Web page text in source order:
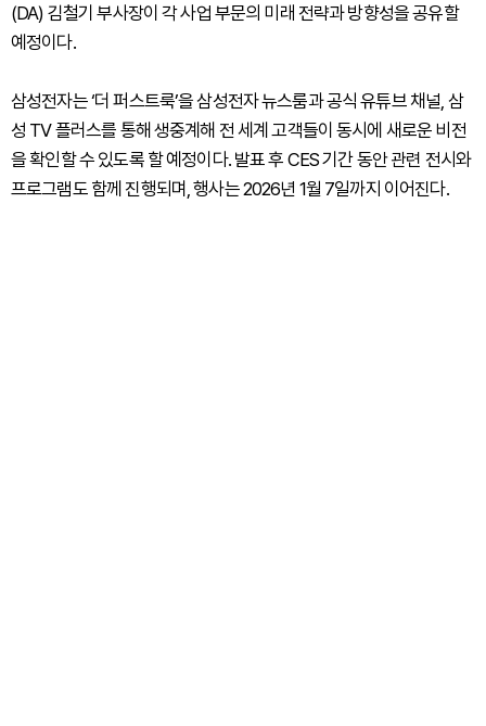
(DA) 김철기 부사장이 각 사업 부문의 미래 전략과 방향성을 공유할
예정이다.
삼성전자는 ‘더 퍼스트룩’을 삼성전자 뉴스룸과 공식 유튜브 채널, 삼
성 TV 플러스를 통해 생중계해 전 세계 고객들이 동시에 새로운 비전
을 확인할 수 있도록 할 예정이다. 발표 후 CES 기간 동안 관련 전시와
프로그램도 함께 진행되며, 행사는 2026년 1월 7일까지 이어진다.